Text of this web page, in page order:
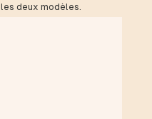
deux modèles.